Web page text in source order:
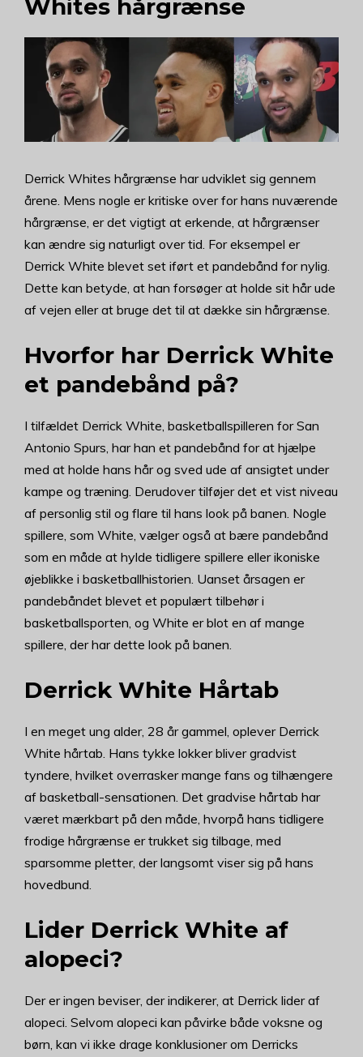
Whites hårgrænse
Derrick Whites hårgrænse har udviklet sig gennem
årene. Mens nogle er kritiske over for hans nuværende
hårgrænse, er det vigtigt at erkende, at hårgrænser
kan ændre sig naturligt over tid. For eksempel er
Derrick White blevet set iført et pandebånd for nylig.
Dette kan betyde, at han forsøger at holde sit hår ude
af vejen eller at bruge det til at dække sin hårgrænse.
Hvorfor har Derrick White
et pandebånd på?
I tilfældet Derrick White, basketballspilleren for San
Antonio Spurs, har han et pandebånd for at hjælpe
med at holde hans hår og sved ude af ansigtet under
kampe og træning. Derudover tilføjer det et vist niveau
af personlig stil og flare til hans look på banen. Nogle
spillere, som White, vælger også at bære pandebånd
som en måde at hylde tidligere spillere eller ikoniske
øjeblikke i basketballhistorien. Uanset årsagen er
pandebåndet blevet et populært tilbehør i
basketballsporten, og White er blot en af mange
spillere, der har dette look på banen.
Derrick White Hårtab
I en meget ung alder, 28 år gammel, oplever Derrick
White hårtab. Hans tykke lokker bliver gradvist
tyndere, hvilket overrasker mange fans og tilhængere
af basketball-sensationen. Det gradvise hårtab har
været mærkbart på den måde, hvorpå hans tidligere
frodige hårgrænse er trukket sig tilbage, med
sparsomme pletter, der langsomt viser sig på hans
hovedbund.
Lider Derrick White af
alopeci?
Der er ingen beviser, der indikerer, at Derrick lider af
alopeci. Selvom alopeci kan påvirke både voksne og
børn, kan vi ikke drage konklusioner om Derricks